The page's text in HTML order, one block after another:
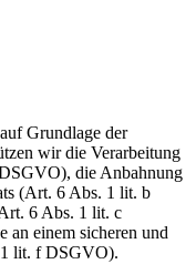
Grundlage der
wir die Verarbeitung
die Anbahnung
(Art. 6 Abs. 1 lit. b
6 Abs. 1 lit. c
an einem sicheren und
lit. f DSGVO).